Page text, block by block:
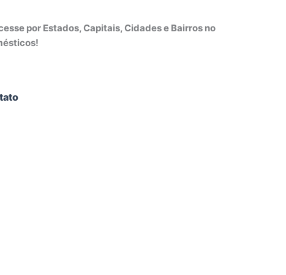
por Estados, Capitais, Cidades e Bairros no